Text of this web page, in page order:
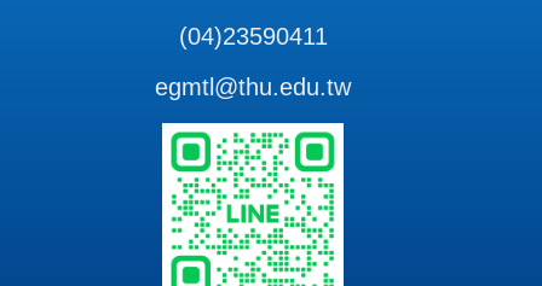
(04)23590411
egmtl@thu.edu.tw